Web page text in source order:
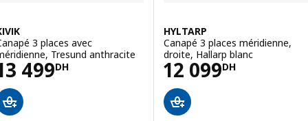
3 places avec
Tresund anthracite
499DH
13499DH
HYLTARP
Canapé 3 places méridienne,
droite, Hallarp blanc
12 099DH
Prix 12099DH